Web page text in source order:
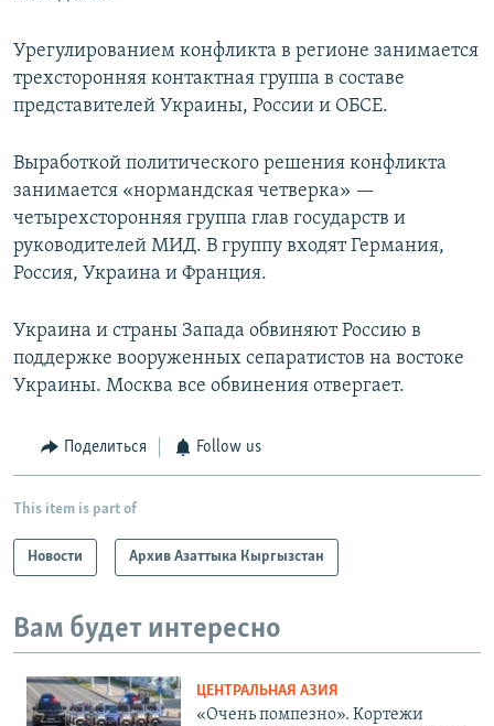
Урегулированием конфликта в регионе занимается
трехсторонняя контактная группа в составе
представителей Украины, России и ОБСЕ.
Выработкой политического решения конфликта
занимается «нормандская четверка» —
четырехсторонняя группа глав государств и
руководителей МИД. В группу входят Германия,
Россия, Украина и Франция.
Украина и страны Запада обвиняют Россию в
поддержке вооруженных сепаратистов на востоке
Украины. Москва все обвинения отвергает.
Поделиться Follow us
This item is part of
Новости Архив Азаттыка Кыргызстан
Вам будет интересно
ЦЕНТРАЛЬНАЯ АЗИЯ
«Очень помпезно». Кортежи